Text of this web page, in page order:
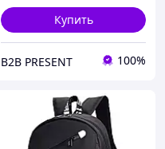
Купить
B2B PRESENT 100%